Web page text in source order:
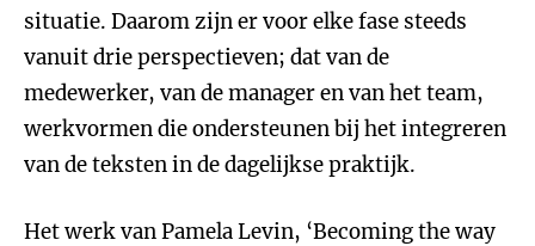
situatie. Daarom zijn er voor elke fase steeds
vanuit drie perspectieven; dat van de
medewerker, van de manager en van het team,
werkvormen die ondersteunen bij het integreren
van de teksten in de dagelijkse praktijk.
Het werk van Pamela Levin, ‘Becoming the way